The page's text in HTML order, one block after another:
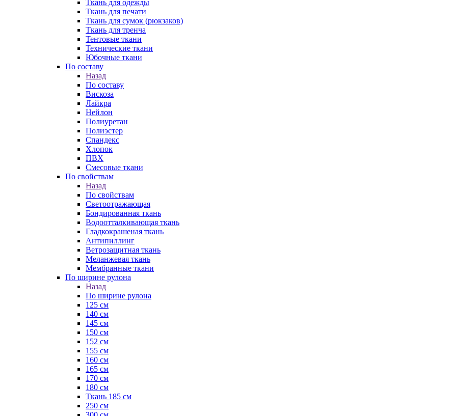
Ткань для одежды
Ткань для печати
Ткань для сумок (рюкзаков)
Ткань для тренча
Тентовые ткани
Технические ткани
Юбочные ткани
По составу
Назад
По составу
Вискоза
Лайкра
Нейлон
Полиуретан
Полиэстер
Спандекс
Хлопок
ПВХ
Смесовые ткани
По свойствам
Назад
По свойствам
Светоотражающая
Бондированная ткань
Водоотталкивающая ткань
Гладкокрашеная ткань
Антипиллинг
Ветрозащитная ткань
Меланжевая ткань
Мембранные ткани
По ширине рулона
Назад
По ширине рулона
125 см
140 см
145 см
150 см
152 см
155 см
160 см
165 см
170 см
180 см
Ткань 185 см
250 см